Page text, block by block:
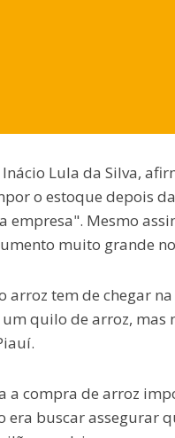
Lula da Silva,
o estoque depois
Mesmo
muito grande
arroz tem de chegar
quilo de arroz,
a compra de arroz
buscar assegurar